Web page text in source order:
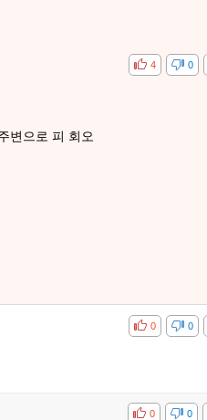
비공감 0
4
변으로 피 회오
비공감 0
0
비공감 0
0